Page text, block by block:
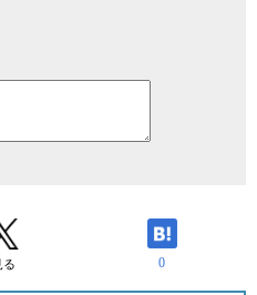
る 0